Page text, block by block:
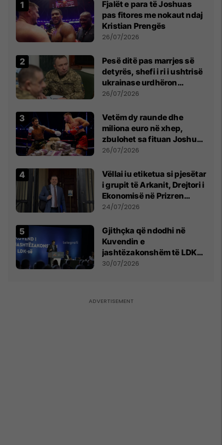
Fjalët e para të Joshuas
pas fitores me nokaut ndaj
Kristian Prengës
26/07/2026
Pesë ditë pas marrjes së
detyrës, shefi i ri i ushtrisë
ukrainase urdhëron
kontroll të madh
26/07/2026
Vetëm dy raunde dhe
miliona euro në xhep,
zbulohet sa fituan Joshua
e Prenga
26/07/2026
Vëllai iu etiketua si pjesëtar
i grupit të Arkanit, Drejtori i
Ekonomisë në Prizren
mohon pretendimet
24/07/2026
Gjithçka që ndodhi në
Kuvendin e
jashtëzakonshëm të LDK-
së
30/07/2026